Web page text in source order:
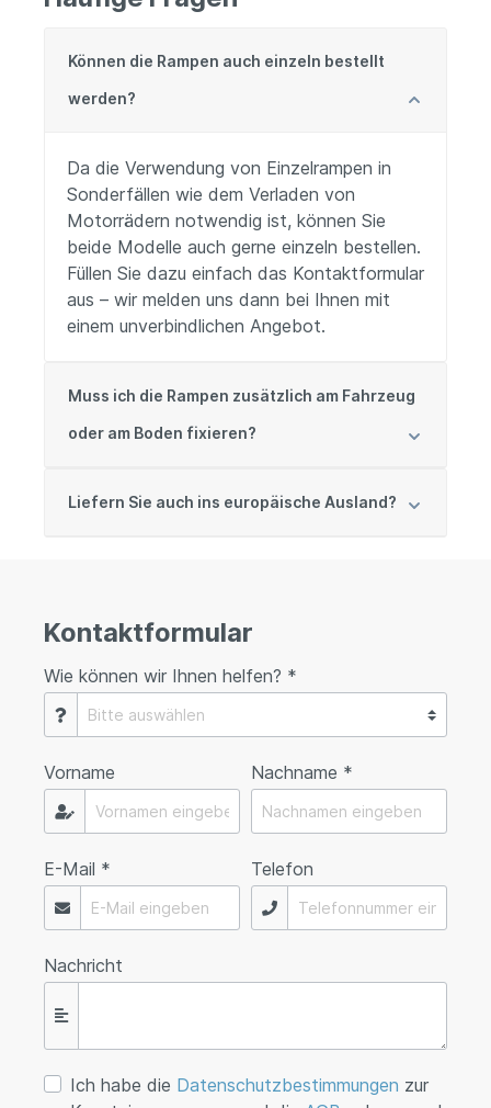
Können die Rampen auch einzeln bestellt
werden?
Da die Verwendung von Einzelrampen in
Sonderfällen wie dem Verladen von
Motorrädern notwendig ist, können Sie
beide Modelle auch gerne einzeln bestellen.
Füllen Sie dazu einfach das Kontaktformular
aus – wir melden uns dann bei Ihnen mit
einem unverbindlichen Angebot.
Muss ich die Rampen zusätzlich am Fahrzeug
oder am Boden fixieren?
Liefern Sie auch ins europäische Ausland?
Kontaktformular
Wie können wir Ihnen helfen? *
Vorname Nachname *
E-Mail * Telefon
Nachricht
Ich habe die Datenschutzbestimmungen zur